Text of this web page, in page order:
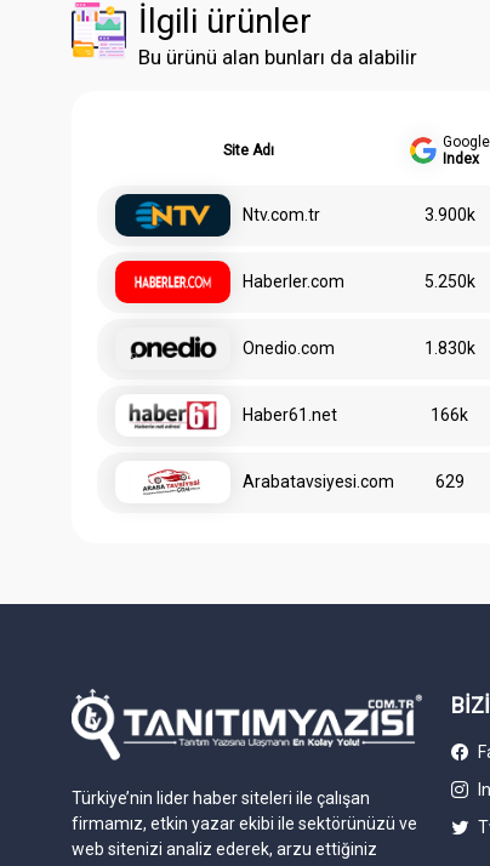
İlgili ürünler
Bu ürünü alan bunları da alabilir
Site Adı
Google
Index
Ntv.com.tr 3.900k
Haberler.com 5.250k
Onedio.com 1.830k
Haber61.net 166k
Arabatavsiyesi.com 629
Türkiye’nin lider haber siteleri ile çalışan
firmamız, etkin yazar ekibi ile sektörünüzü ve
web sitenizi analiz ederek, arzu ettiğiniz